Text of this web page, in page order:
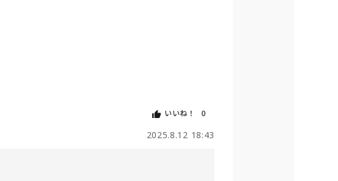
いいね！ 0
2025.8.12 18:43